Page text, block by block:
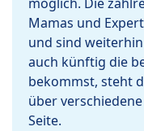
Mamas und
und sind
auch künftig die
bekommst, steht
über
Seite.